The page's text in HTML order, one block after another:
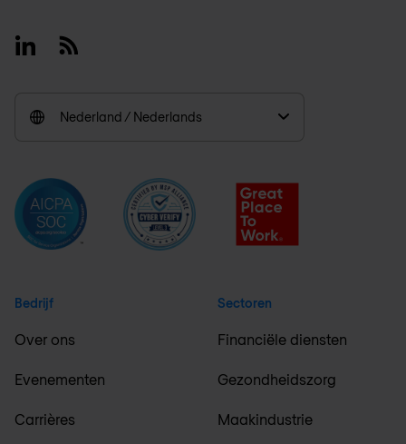
LinkedinRSS
Nederland / Nederlands
Bedrijf
Over ons
Evenementen
Carrières
Sectoren
Financiële diensten
Gezondheidszorg
Maakindustrie